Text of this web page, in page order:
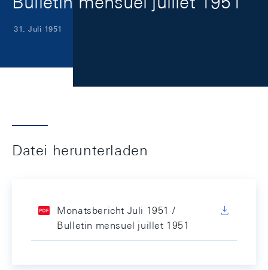
31. Juli 1951
Datei herunterladen
Monatsbericht Juli 1951 /
Bulletin mensuel juillet 1951